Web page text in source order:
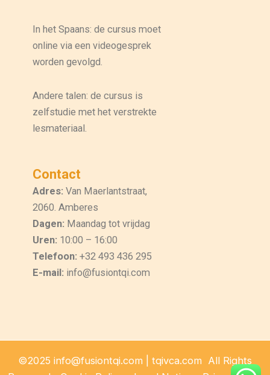
In het Spaans: de cursus moet
online via een videogesprek
worden gevolgd.
Andere talen: de cursus is
zelfstudie met het verstrekte
lesmateriaal.
Contact
Adres: Van Maerlantstraat,
2060. Amberes
Dagen: Maandag tot vrijdag
Uren: 10:00 – 16:00
Telefoon: +32 493 436 295
E-mail: info@fusiontqi.com
©2025 info@fusiontqi.com | tqivca.com All Rights